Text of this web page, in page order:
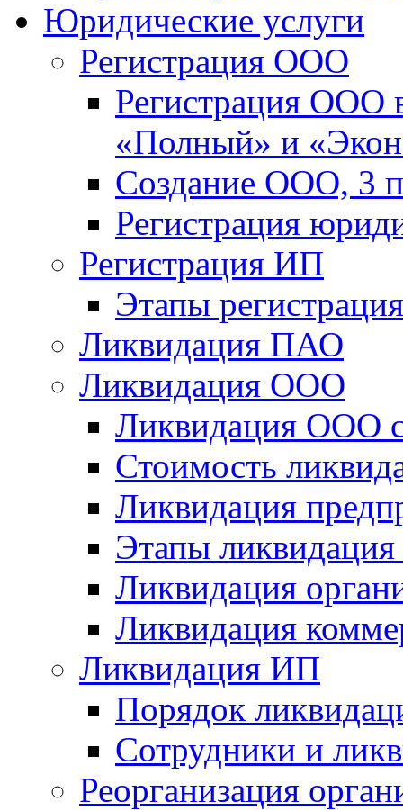
Юридические услуги
Регистрация ООО
Регистрация ООО
«Полный» и
Создание ООО, 3
Регистрация
Регистрация ИП
Этапы
Ликвидация ПАО
Ликвидация ООО
Ликвидация ООО
Стоимость
Ликвидация
Этапы
Ликвидация
Ликвидация
Ликвидация ИП
Порядок
Сотрудники и
Реорганизация